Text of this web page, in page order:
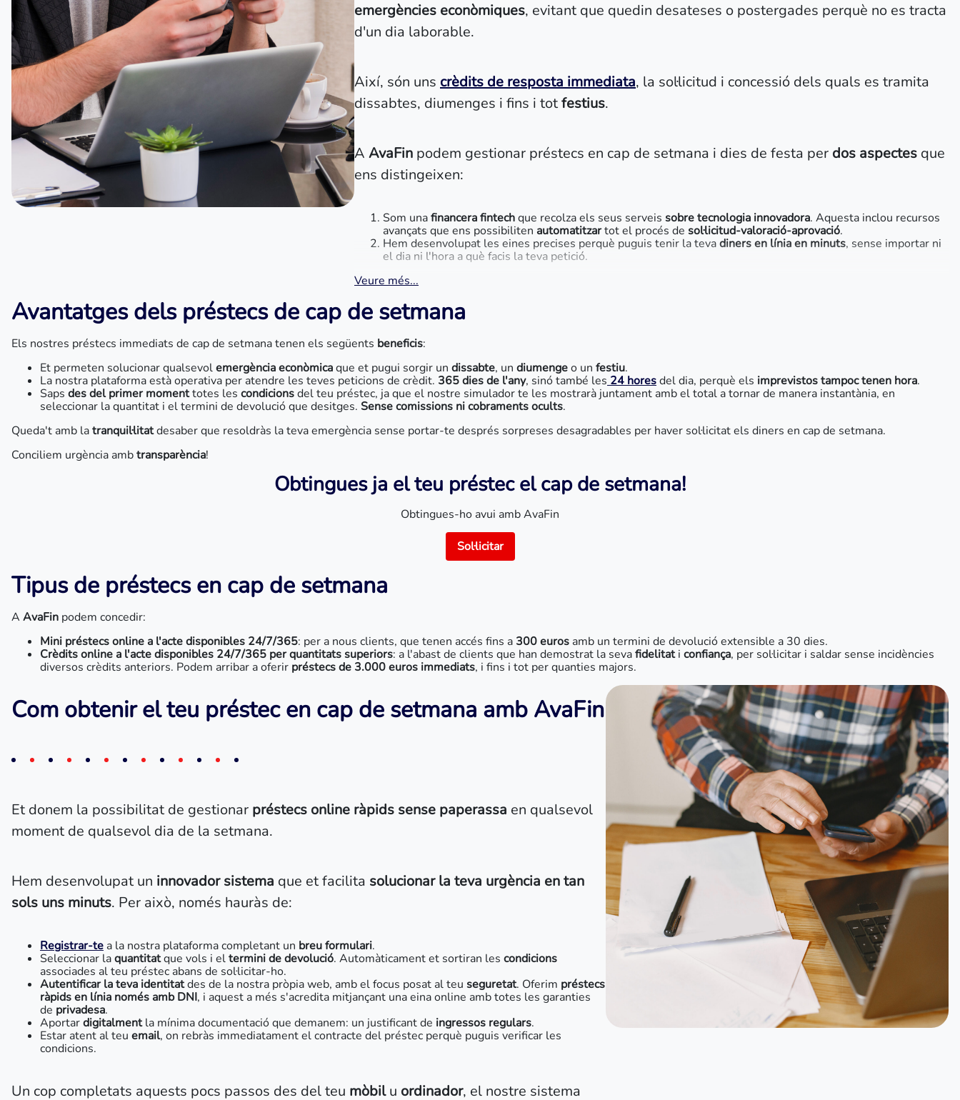
emergències econòmiques, evitant que quedin desateses o postergades perquè no es tracta
d'un dia laborable.
Així, són uns crèdits de resposta immediata, la sol·licitud i concessió dels quals es tramita
dissabtes, diumenges i fins i totfestius.
A AvaFin podem gestionar préstecs en cap de setmana i dies de festa per dos aspectes que
ens distingeixen:
Som unafinancera fintechque recolza els seus serveis sobre tecnologia innovadora. Aquesta inclou recursos
avançats que ens possibiliten automatitzartot el procés de sol·licitud-valoració-aprovació.
Hem desenvolupat les eines precises perquè puguis tenir la tevadiners en línia en minuts, sense importar ni
el dia ni l'hora a què facis la teva petició.
Veure més...
Avantatges dels préstecs de cap de setmana
Els nostres préstecs immediats de cap de setmana tenen els següents beneficis:
Et permeten solucionar qualsevolemergència econòmicaque et pugui sorgir un dissabte, un diumengeo un festiu.
La nostra plataforma està operativa per atendre les teves peticions de crèdit. 365 dies de l'any, sinó també les 24 horesdel dia, perquè els imprevistos tampoc tenen hora.
Saps des del primer momenttotes les condicionsdel teu préstec, ja que el nostre simulador te les mostrarà juntament amb el total a tornar de manera instantània, en
seleccionar la quantitat i el termini de devolució que desitges. Sense comissions ni cobraments ocults.
Queda't amb latranquil·litatdesaber que resoldràs la teva emergència sense portar-te després sorpreses desagradables per haver sol·licitat els diners en cap de setmana.
Conciliem urgència ambtransparència!
Obtingues ja el teu préstec el cap de setmana!
Obtingues-ho avui amb AvaFin
Sol·licitar
Tipus de préstecs en cap de setmana
A AvaFin podem concedir:
Mini préstecs online a l'acte disponibles 24/7/365: per a nous clients, que tenen accés fins a 300 euros amb un termini de devolució extensible a 30 dies.
Crèdits online a l'acte disponibles 24/7/365 per quantitats superiors: a l'abast de clients que han demostrat la sevafidelitati confiança, per sol·licitar i saldar sense incidències
diversos crèdits anteriors. Podem arribar a oferir préstecs de 3.000 euros immediats, i fins i tot per quanties majors.
Com obtenir el teu préstec en cap de setmana amb AvaFin
Et donem la possibilitat de gestionar préstecs online ràpids sense paperassa en qualsevol
moment de qualsevol dia de la setmana.
Hem desenvolupat un innovador sistema que et facilita solucionar la teva urgència en tan
sols uns minuts. Per això, només hauràs de:
Registrar-te a la nostra plataforma completant un breu formulari.
Seleccionar laquantitatque vols i eltermini de devolució. Automàticament et sortiran les condicions
associades al teu préstec abans de sol·licitar-ho.
Autentificar la teva identitatdes de la nostra pròpia web, amb el focus posat al teu seguretat. Oferim préstecs
ràpids en línia només amb DNI, i aquest a més s'acredita mitjançant una eina online amb totes les garanties
de privadesa.
Aportardigitalmentla mínima documentació que demanem: un justificant de ingressos regulars.
Estar atent al teu email, on rebràs immediatament el contracte del préstec perquè puguis verificar les
condicions.
Un cop completats aquests pocs passos des del teu mòbilu ordinador, el nostre sistema